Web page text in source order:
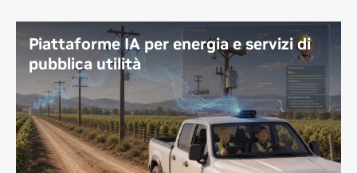
Piattaforme IA per energia e servizi di
pubblica utilità
Un approccio definito da software sta ridefinendo i
sistemi energetici nei settori della generazione, della
trasmissione e della distribuzione. Poiché la
disponibilità di energia, i ritardi